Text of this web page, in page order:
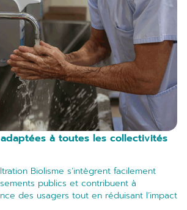
à toutes les collectivités
Biolisme s’intègrent facilement
publics et contribuent à
des usagers tout en réduisant l’impact